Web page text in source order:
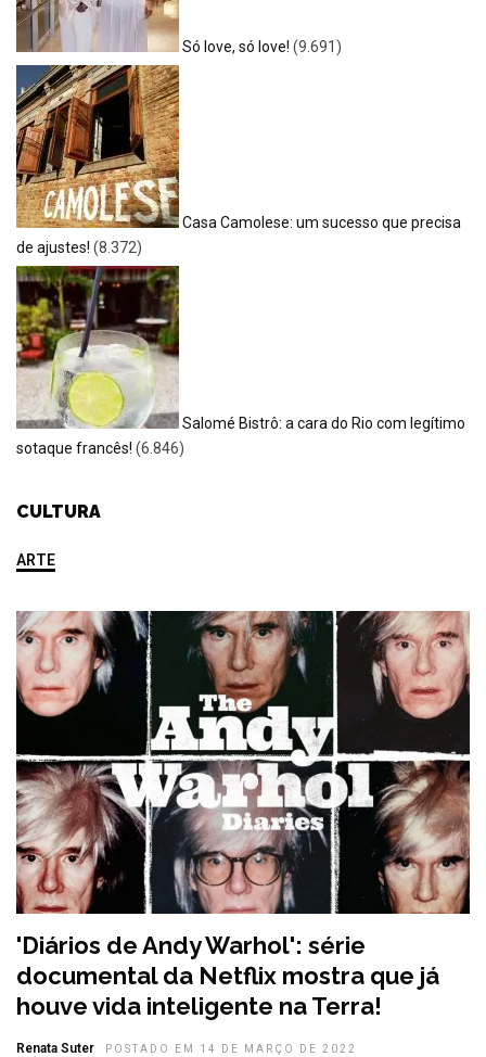
Só love, só love! (9.691)
Casa Camolese: um sucesso que precisa
de ajustes! (8.372)
Salomé Bistrô: a cara do Rio com legítimo
sotaque francês! (6.846)
CULTURA
ARTE
'Diários de Andy Warhol': série
documental da Netflix mostra que já
houve vida inteligente na Terra!
Renata Suter POSTADO EM 14 DE MARÇO DE 2022